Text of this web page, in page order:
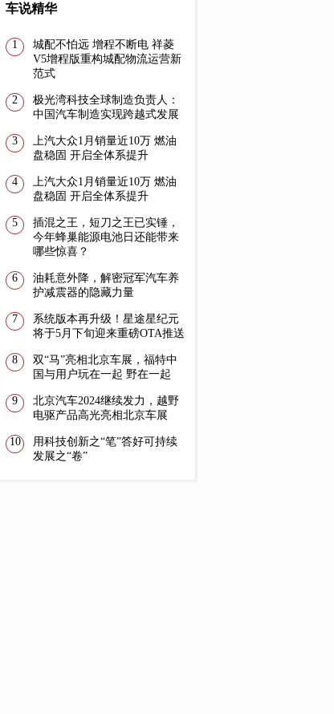
车说精华
城配不怕远 增程不断电 祥菱
V5增程版重构城配物流运营新
范式
极光湾科技全球制造负责人：
中国汽车制造实现跨越式发展
上汽大众1月销量近10万 燃油
盘稳固 开启全体系提升
上汽大众1月销量近10万 燃油
盘稳固 开启全体系提升
插混之王，短刀之王已实锤，
今年蜂巢能源电池日还能带来
哪些惊喜？
油耗意外降，解密冠军汽车养
护减震器的隐藏力量
系统版本再升级！星途星纪元
将于5月下旬迎来重磅OTA推送
双“马”亮相北京车展，福特中
国与用户玩在一起 野在一起
北京汽车2024继续发力，越野
电驱产品高光亮相北京车展
用科技创新之“笔”答好可持续
发展之“卷”